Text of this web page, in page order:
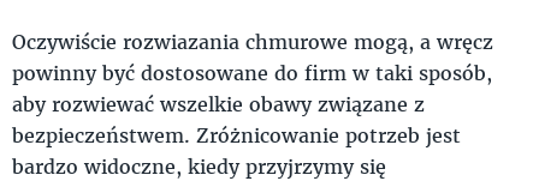
Oczywiście rozwiazania chmurowe mogą, a wręcz
powinny być dostosowane do firm w taki sposób,
aby rozwiewać wszelkie obawy związane z
bezpieczeństwem. Zróżnicowanie potrzeb jest
bardzo widoczne, kiedy przyjrzymy się